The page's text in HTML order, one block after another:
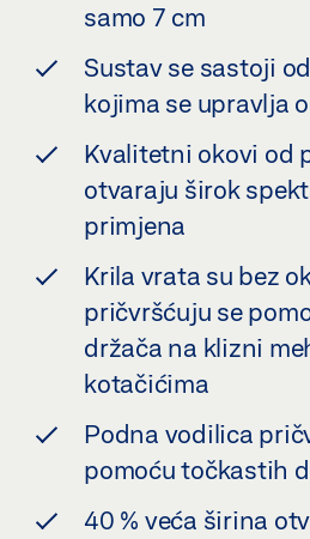
samo 7 cm
Sustav se sastoji
kojima se upravlja
Kvalitetni okovi od
otvaraju širok
primjena
Krila vrata su bez
pričvršćuju se
držača na klizni
kotačićima
Podna vodilica
pomoću točkastih
40 % veća širina